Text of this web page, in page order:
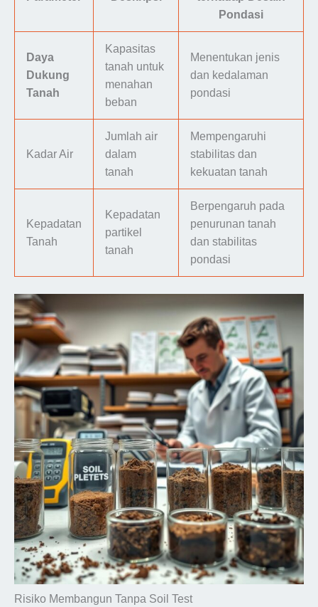
Pondasi
Daya
Dukung
Tanah
Kapasitas
tanah untuk
menahan
beban
Menentukan jenis
dan kedalaman
pondasi
Kadar Air
Jumlah air
dalam
tanah
Mempengaruhi
stabilitas dan
kekuatan tanah
Kepadatan
Tanah
Kepadatan
partikel
tanah
Berpengaruh pada
penurunan tanah
dan stabilitas
pondasi
Risiko Membangun Tanpa Soil Test